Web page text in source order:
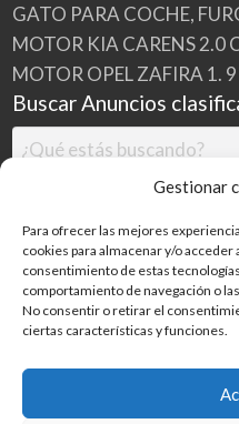
Gestionar
Para ofrecer las mejores
cookies para almacenar y/o
consentimiento de estas
comportamiento de navegación o
No consentir o retirar el
ciertas características y funciones.
GATO PARA COCHE,
MOTOR KIA CARENS 2.0
MOTOR OPEL ZAFIRA 1.
Buscar Anuncios